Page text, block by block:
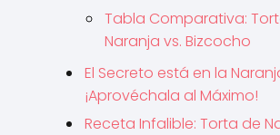
Tabla Comparativa:
Naranja vs. Bizcocho
El Secreto está en la
¡Aprovéchala al Máximo!
Receta Infalible: Torta de